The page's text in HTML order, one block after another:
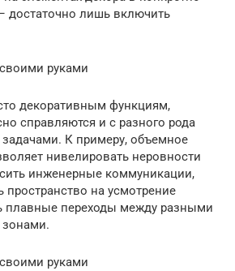
достаточно лишь включить
руками
декоративным функциям,
справляются и с разного рода
К примеру, объемное
нивелировать неровности
инженерные коммуникации,
пространство на усмотрение
плавные переходы между разными
руками